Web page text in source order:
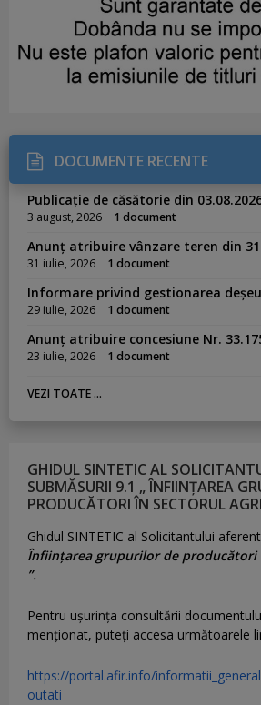
DOCUMENTE RECENTE
Publicație de căsătorie din
3 august, 2026 1 document
Anunț atribuire vânzare teren din
31 iulie, 2026 1 document
Informare privind gestionarea
29 iulie, 2026 1 document
Anunț atribuire concesiune Nr.
23 iulie, 2026 1 document
VEZI TOATE ...
GHIDUL SINTETIC AL
SUBMĂSURII 9.1 „ ÎNFIINȚAREA
PRODUCĂTORI ÎN SECTORUL
Ghidul SINTETIC al Solicitantului
Înființarea grupurilor de producători
”.
Pentru uşurinţa consultării
menţionat, puteţi accesa următoarele
https://portal.afir.info/
outati